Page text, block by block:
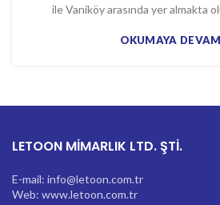
ile Vaniköy arasında yer almakta
OKUMAYA
LETOON MİMARLIK LTD. ŞTİ.
E-mail: info@letoon.com.tr
Web: www.letoon.com.tr